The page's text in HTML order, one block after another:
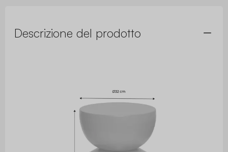
Descrizione del prodotto